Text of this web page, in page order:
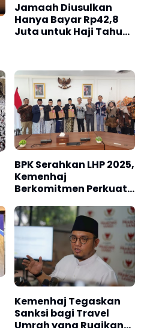
Jamaah Diusulkan
Hanya Bayar Rp42,8
Juta untuk Haji Tahun
BPK Serahkan LHP 2025,
Kemenhaj
Berkomitmen Perkuat
Kemenhaj Tegaskan
Sanksi bagi Travel